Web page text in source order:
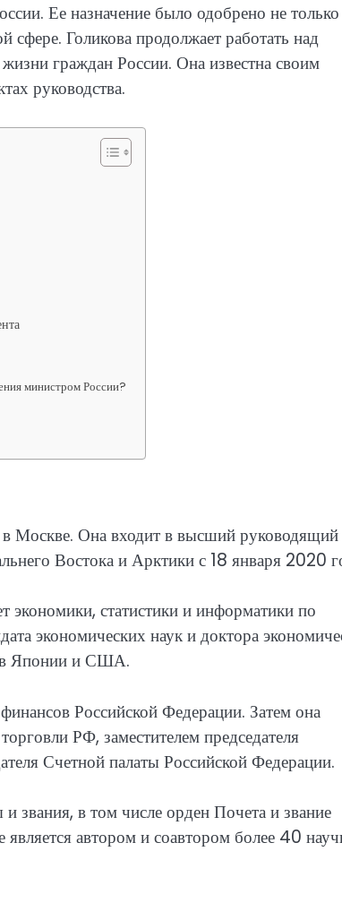
Ее назначение было одобрено не только
сфере. Голикова продолжает работать над
граждан России. Она известна своим
руководства.
министром России?
в Москве. Она входит в высший руководящий
Востока и Арктики с 18 января 2020
экономики, статистики и информатики по
экономических наук и доктора
в Японии и США.
Российской Федерации. Затем она
РФ, заместителем председателя
Счетной палаты Российской Федерации.
звания, в том числе орден Почета и звание
автором и соавтором более 40